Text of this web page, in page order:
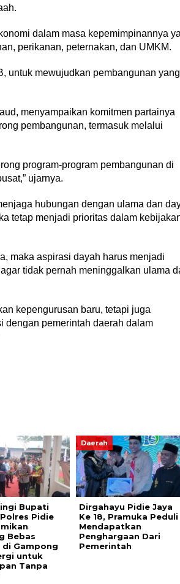
dalam masa kepemimpinannya
perikanan, peternakan, dan UMKM.
untuk mewujudkan pembangunan yang
menyampaikan komitmen partainya
pembangunan, termasuk melalui
program-program pembangunan di
ujarnya.
hubungan dengan ulama dan
tetap menjadi prioritas dalam
maka aspirasi dayah harus menjadi
tidak pernah meninggalkan ulama
kepengurusan baru, tetapi juga
dengan pemerintah daerah dalam
Bupati
Pidie
Bebas
di Gampong
untuk
Tanpa
Daerah
Dirgahayu Pidie Jaya
Ke 18, Pramuka Peduli
Mendapatkan
Penghargaan Dari
Pemerintah